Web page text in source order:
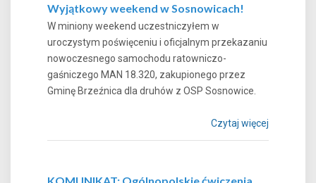
Wyjątkowy weekend w Sosnowicach!
W miniony weekend uczestniczyłem w
uroczystym poświęceniu i oficjalnym przekazaniu
nowoczesnego samochodu ratowniczo-
gaśniczego MAN 18.320, zakupionego przez
Gminę Brzeźnica dla druhów z OSP Sosnowice.
Czytaj więcej
KOMUNIKAT: Ogólnopolskie ćwiczenia